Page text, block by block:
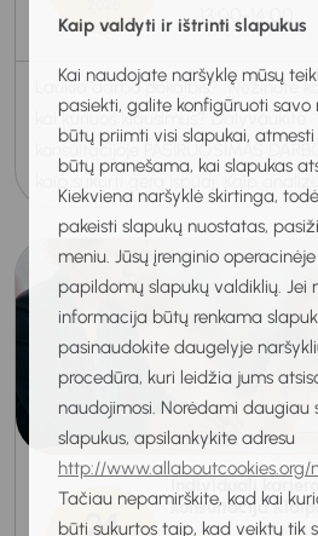
Kaip valdyti ir ištrinti slapukus
Kai naudojate naršyklę mūsų
pasiekti, galite konfigūruoti savo
būtų priimti visi slapukai,
būtų pranešama, kai slapukas
Kiekviena naršyklė skirtinga,
pakeisti slapukų nuostatas,
meniu. Jūsų įrenginio
papildomų slapukų valdiklių. Jei
informacija būtų renkama
pasinaudokite daugelyje
procedūra, kuri leidžia jums
naudojimosi. Norėdami daugiau
slapukus, apsilankykite adresu
http://
Tačiau nepamirškite, kad kai
būti sukurtos taip, kad veiktų tik
13:00-14:00
Laukia darbo pokalbis? Nežinote
kai kuriuos klausimus? Dalyvaukite
konsultacijoje PASIRUOŠIMAS
kaip sukurti gerą įspūdį: Kaip
24
Individuali
konsultacija